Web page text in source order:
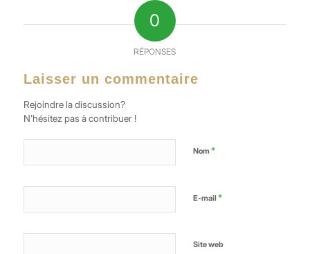
0
RÉPONSES
Laisser un commentaire
Rejoindre la discussion?
N’hésitez pas à contribuer !
Nom*
E-mail*
Site web